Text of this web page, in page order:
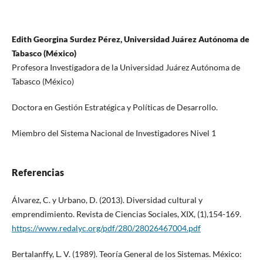
Edith Georgina Surdez Pérez, Universidad Juárez Autónoma de
Tabasco (México)
Profesora Investigadora de la Universidad Juárez Autónoma de
Tabasco (México)
Doctora en Gestión Estratégica y Políticas de Desarrollo.
Miembro del Sistema Nacional de Investigadores Nivel 1
Referencias
Álvarez, C. y Urbano, D. (2013). Diversidad cultural y
emprendimiento. Revista de Ciencias Sociales, XIX, (1),154-169.
https://www.redalyc.org/pdf/280/28026467004.pdf
Bertalanffy, L. V. (1989). Teoría General de los Sistemas. México: